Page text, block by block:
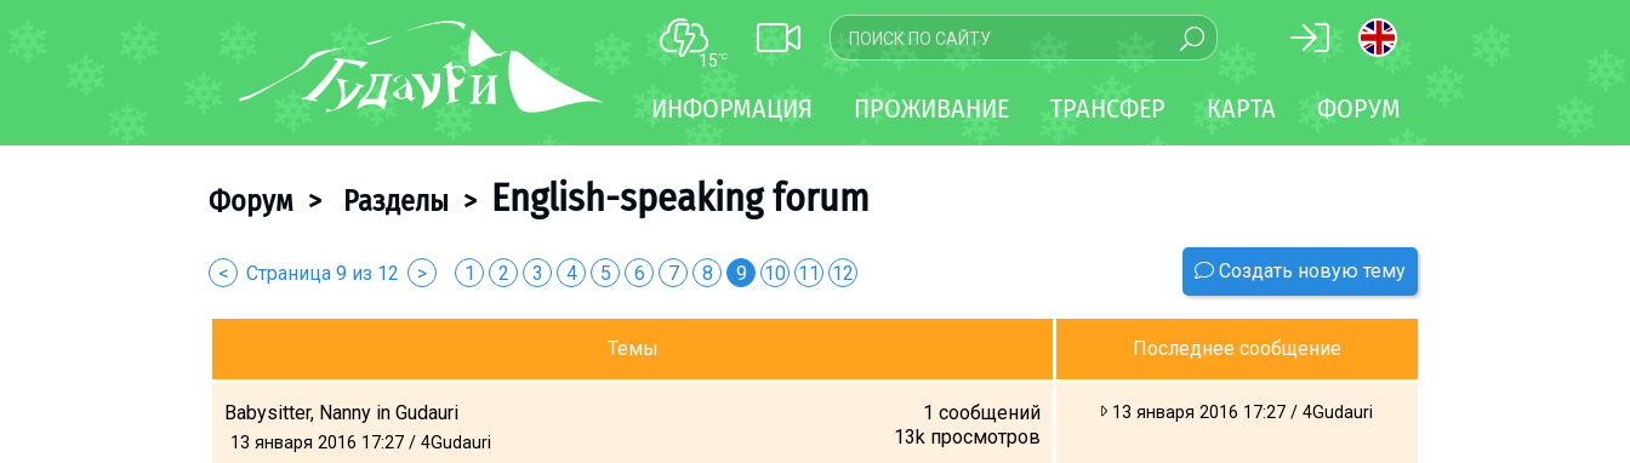
15°C
ИНФОРМАЦИЯ ПРОЖИВАНИЕ ТРАНСФЕР КАРТА ФОРУМ
Форум > Разделы > English-speaking forum
< Страница 9 из 12 > 1 2 3 4 5 6 7 8 9 10 11 12 Создать новую тему
Темы Последнее сообщение
Babysitter, Nanny in Gudauri
13 января 2016 17:27 / 4Gudauri
1 сообщений
13k просмотров
13 января 2016 17:27 / 4Gudauri
Календарь событий